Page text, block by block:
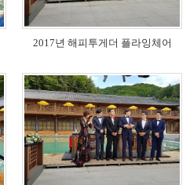
2017년 해피투게더 플라잉체어